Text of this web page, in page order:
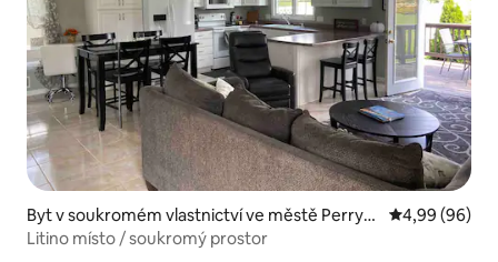
Byt v soukromém vlastnictví ve městě Perrys
burg
Průměrné
4,99 (96)
Litino místo / soukromý prostor